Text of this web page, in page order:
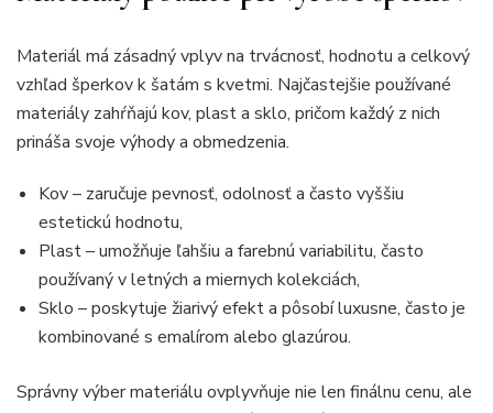
Materiál má zásadný vplyv na trvácnosť, hodnotu a celkový
vzhľad šperkov k šatám s kvetmi. Najčastejšie používané
materiály zahŕňajú kov, plast a sklo, pričom každý z nich
prináša svoje výhody a obmedzenia.
Kov – zaručuje pevnosť, odolnosť a často vyššiu
estetickú hodnotu,
Plast – umožňuje ľahšiu a farebnú variabilitu, často
používaný v letných a miernych kolekciách,
Sklo – poskytuje žiarivý efekt a pôsobí luxusne, často je
kombinované s emalírom alebo glazúrou.
Správny výber materiálu ovplyvňuje nie len finálnu cenu, ale